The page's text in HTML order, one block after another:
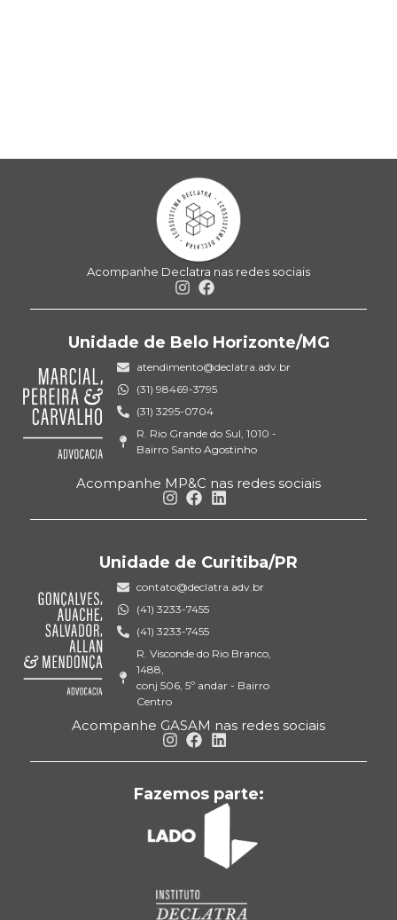
Acompanhe Declatra nas redes sociais
Unidade de Belo Horizonte/MG
atendimento@declatra.adv.br
(31) 98469-3795
(31) 3295-0704
R. Rio Grande do Sul, 1010 -
Bairro Santo Agostinho
Acompanhe MP&C nas redes sociais
Unidade de Curitiba/PR
contato@declatra.adv.br
(41) 3233-7455
(41) 3233-7455
R. Visconde do Rio Branco,
1488,
conj 506, 5º andar - Bairro
Centro
Acompanhe GASAM nas redes sociais
Fazemos parte: